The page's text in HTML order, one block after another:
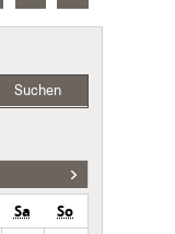
Suchen
Sa
So